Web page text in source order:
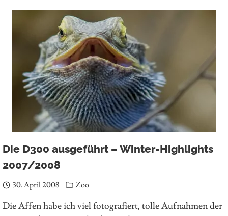
Die D300 ausgeführt – Winter-Highlights
2007/2008
30. April 2008 Zoo
Die Affen habe ich viel fotografiert, tolle Aufnahmen der